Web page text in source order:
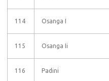
114 Osanga I
115 Osanga Ii
116 Padini